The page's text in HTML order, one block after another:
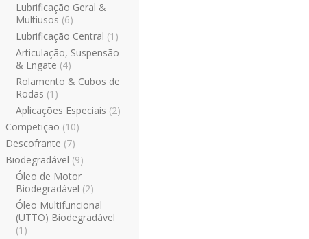
Lubrificação Geral &
Multiusos (6)
Lubrificação Central (1)
Articulação, Suspensão
& Engate (4)
Rolamento & Cubos de
Rodas (1)
Aplicações Especiais (2)
Competição (10)
Descofrante (7)
Biodegradável (9)
Óleo de Motor
Biodegradável (2)
Óleo Multifuncional
(UTTO) Biodegradável
(1)